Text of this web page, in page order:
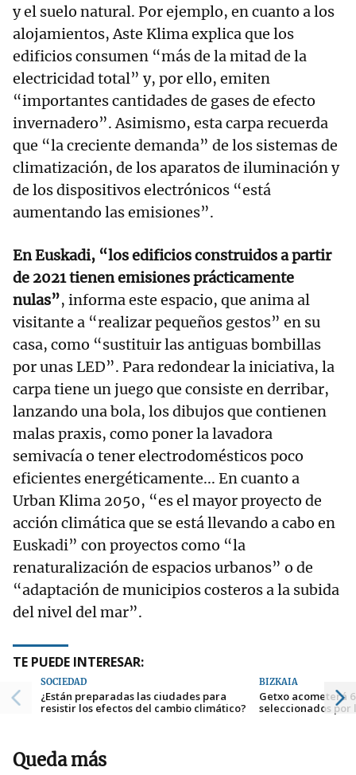
y el suelo natural. Por ejemplo, en cuanto a los
alojamientos, Aste Klima explica que los
edificios consumen “más de la mitad de la
electricidad total” y, por ello, emiten
“importantes cantidades de gases de efecto
invernadero”. Asimismo, esta carpa recuerda
que “la creciente demanda” de los sistemas de
climatización, de los aparatos de iluminación y
de los dispositivos electrónicos “está
aumentando las emisiones”.
En Euskadi, “los edificios construidos a partir
de 2021 tienen emisiones prácticamente
nulas”, informa este espacio, que anima al
visitante a “realizar pequeños gestos” en su
casa, como “sustituir las antiguas bombillas
por unas LED”. Para redondear la iniciativa, la
carpa tiene un juego que consiste en derribar,
lanzando una bola, los dibujos que contienen
malas praxis, como poner la lavadora
semivacía o tener electrodomésticos poco
eficientes energéticamente... En cuanto a
Urban Klima 2050, “es el mayor proyecto de
acción climática que se está llevando a cabo en
Euskadi” con proyectos como “la
renaturalización de espacios urbanos” o de
“adaptación de municipios costeros a la subida
del nivel del mar”.
TE PUEDE INTERESAR:
SOCIEDAD
¿Están preparadas las ciudades para
resistir los efectos del cambio climático?
BIZKAIA
Getxo acometerá
seleccionados
Queda más